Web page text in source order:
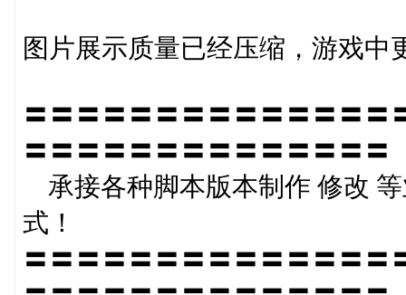
图片展示质量已经压缩，游戏中
〓〓〓〓〓〓〓〓〓〓〓〓〓
〓〓〓〓〓〓〓〓〓〓〓〓〓〓
承接各种脚本版本制作 修改
式！
〓〓〓〓〓〓〓〓〓〓〓〓〓